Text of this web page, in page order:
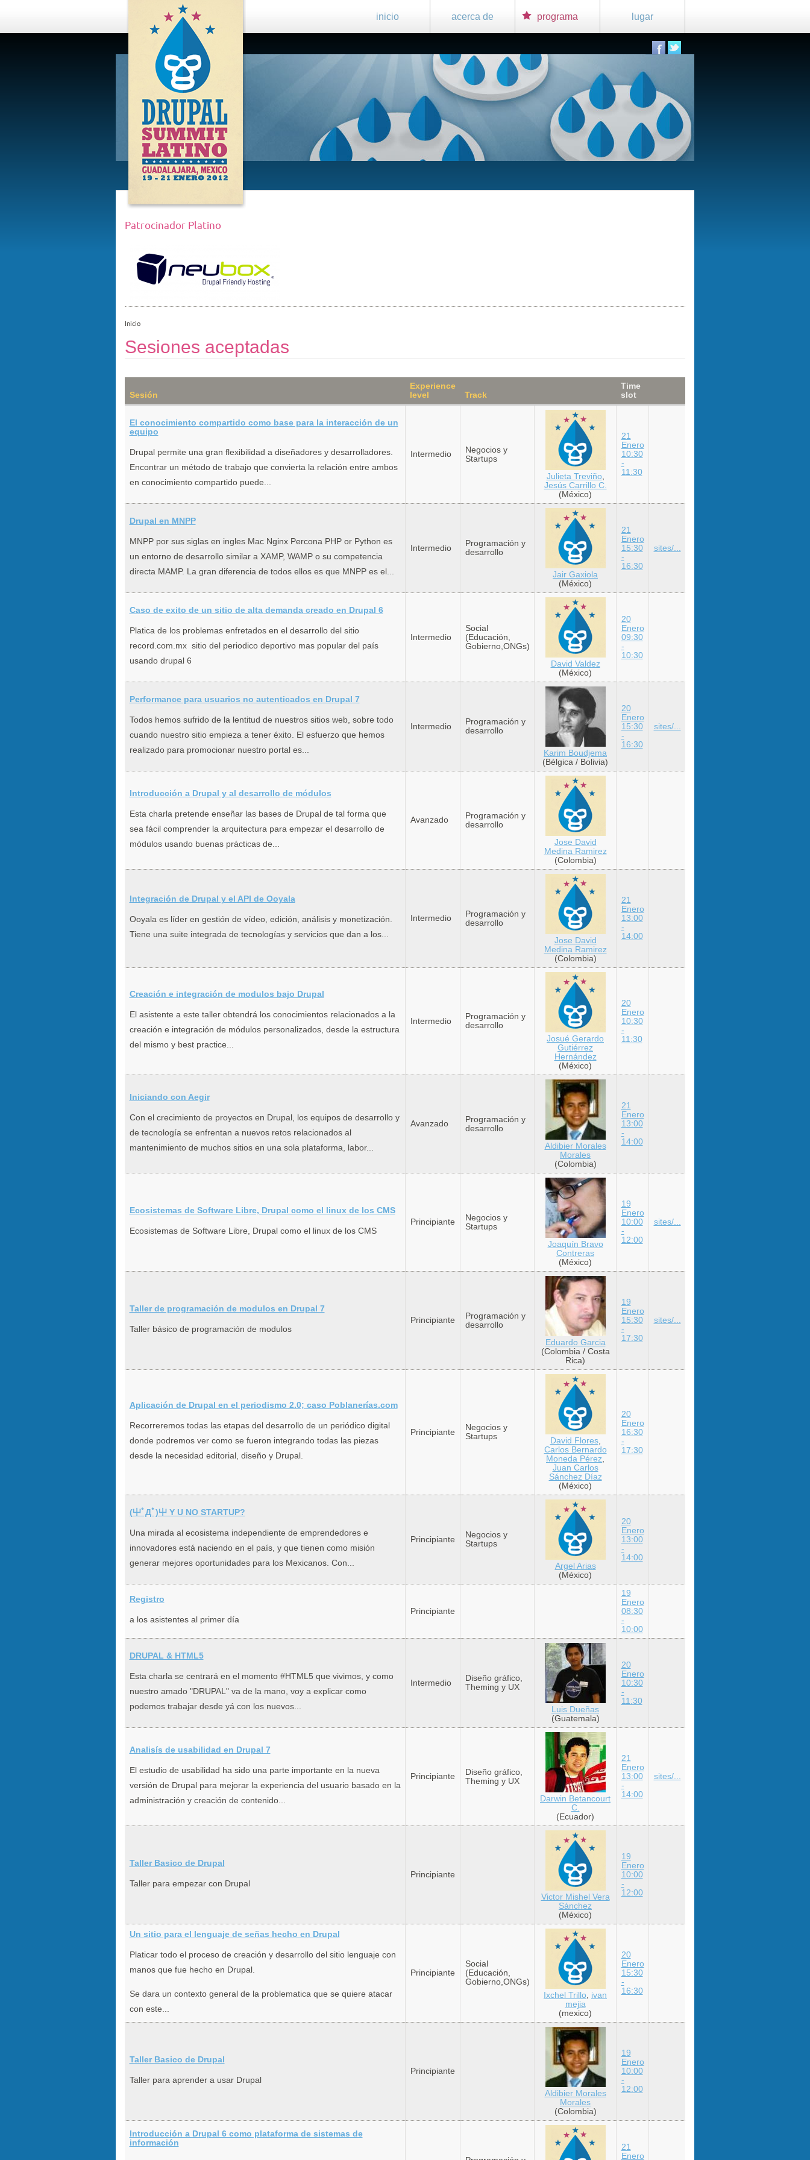
inicio acerca de programa lugar
DRUPAL
SUMMIT
LATINO,
GUADALAJARA
2012
Patrocinador Platino
Inicio
Sesiones aceptadas
Sesión
Experience
level
Track
Time
slot
El conocimiento compartido como base para la interacción de un
equipo
Drupal permite una gran flexibilidad a diseñadores y desarrolladores.
Encontrar un método de trabajo que convierta la relación entre ambos
en conocimiento compartido puede...
Intermedio
Negocios y
Startups
Julieta Treviño,
Jesús Carrillo C.
(México)
21
Enero
10:30
-
11:30
Drupal en MNPP
MNPP por sus siglas en ingles Mac Nginx Percona PHP or Python es
un entorno de desarrollo similar a XAMP, WAMP o su competencia
directa MAMP. La gran diferencia de todos ellos es que MNPP es el...
Intermedio
Programación y
desarrollo
Jair Gaxiola
(México)
21
Enero
15:30
-
16:30
sites/...
Caso de exito de un sitio de alta demanda creado en Drupal 6
Platica de los problemas enfretados en el desarrollo del sitio
record.com.mx sitio del periodico deportivo mas popular del país
usando drupal 6
Intermedio
Social
(Educación,
Gobierno,ONGs)
David Valdez
(México)
20
Enero
09:30
-
10:30
Performance para usuarios no autenticados en Drupal 7
Todos hemos sufrido de la lentitud de nuestros sitios web, sobre todo
cuando nuestro sitio empieza a tener éxito. El esfuerzo que hemos
realizado para promocionar nuestro portal es...
Intermedio
Programación y
desarrollo
Karim Boudjema
(Bélgica / Bolivia)
20
Enero
15:30
-
16:30
sites/...
Introducción a Drupal y al desarrollo de módulos
Esta charla pretende enseñar las bases de Drupal de tal forma que
sea fácil comprender la arquitectura para empezar el desarrollo de
módulos usando buenas prácticas de...
Avanzado
Programación y
desarrollo
Jose David
Medina Ramirez
(Colombia)
Integración de Drupal y el API de Ooyala
Ooyala es líder en gestión de vídeo, edición, análisis y monetización.
Tiene una suite integrada de tecnologías y servicios que dan a los...
Intermedio
Programación y
desarrollo
Jose David
Medina Ramirez
(Colombia)
21
Enero
13:00
-
14:00
Creación e integración de modulos bajo Drupal
El asistente a este taller obtendrá los conocimientos relacionados a la
creación e integración de módulos personalizados, desde la estructura
del mismo y best practice...
Intermedio
Programación y
desarrollo
Josué Gerardo
Gutiérrez
Hernández
(México)
20
Enero
10:30
-
11:30
Iniciando con Aegir
Con el crecimiento de proyectos en Drupal, los equipos de desarrollo y
de tecnología se enfrentan a nuevos retos relacionados al
mantenimiento de muchos sitios en una sola plataforma, labor...
Avanzado
Programación y
desarrollo
Aldibier Morales
Morales
(Colombia)
21
Enero
13:00
-
14:00
Ecosistemas de Software Libre, Drupal como el linux de los CMS
Ecosistemas de Software Libre, Drupal como el linux de los CMS
Principiante
Negocios y
Startups
Joaquín Bravo
Contreras
(México)
19
Enero
10:00
-
12:00
sites/...
Taller de programación de modulos en Drupal 7
Taller básico de programación de modulos
Principiante
Programación y
desarrollo
Eduardo Garcia
(Colombia / Costa
Rica)
19
Enero
15:30
-
17:30
sites/...
Aplicación de Drupal en el periodismo 2.0; caso Poblanerías.com
Recorreremos todas las etapas del desarrollo de un periódico digital
donde podremos ver como se fueron integrando todas las piezas
desde la necesidad editorial, diseño y Drupal.
Principiante
Negocios y
Startups
David Flores,
Carlos Bernardo
Moneda Pérez
Juan Carlos
Sánchez Díaz
(México)
20
Enero
16:30
-
17:30
(屮ﾟДﾟ)屮 Y U NO STARTUP?
Una mirada al ecosistema independiente de emprendedores e
innovadores está naciendo en el país, y que tienen como misión
generar mejores oportunidades para los Mexicanos. Con...
Principiante
Negocios y
Startups
Argel Arias
(México)
20
Enero
13:00
-
14:00
Registro
a los asistentes al primer día
Principiante
19
Enero
08:30
-
10:00
DRUPAL & HTML5
Esta charla se centrará en el momento #HTML5 que vivimos, y como
nuestro amado "DRUPAL" va de la mano, voy a explicar como
podemos trabajar desde yá con los nuevos...
Intermedio
Diseño gráfico,
Theming y UX
Luis Dueñas
(Guatemala)
20
Enero
10:30
-
11:30
Analisís de usabilidad en Drupal 7
El estudio de usabilidad ha sido una parte importante en la nueva
versión de Drupal para mejorar la experiencia del usuario basado en la
administración y creación de contenido...
Principiante
Diseño gráfico,
Theming y UX
Darwin Betancourt
C.
(Ecuador)
21
Enero
13:00
-
14:00
sites/...
Taller Basico de Drupal
Taller para empezar con Drupal
Principiante
Victor Mishel Vera
Sánchez
(México)
19
Enero
10:00
-
12:00
Un sitio para el lenguaje de señas hecho en Drupal
Platicar todo el proceso de creación y desarrollo del sitio lenguaje con
manos que fue hecho en Drupal.
Se dara un contexto general de la problematica que se quiere atacar
con este...
Principiante
Social
(Educación,
Gobierno,ONGs)
Ixchel Trillo ivan
mejia
(mexico)
20
Enero
15:30
-
16:30
Taller Basico de Drupal
Taller para aprender a usar Drupal
Principiante
Aldibier Morales
Morales
(Colombia)
19
Enero
10:00
-
12:00
Introducción a Drupal 6 como plataforma de sistemas de
información
21
Enero